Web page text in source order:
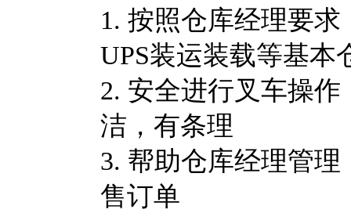
1. 按照仓库经理要
UPS装运装载等基
2. 安全进行叉车操
洁，有条理
3. 帮助仓库经理管
售订单